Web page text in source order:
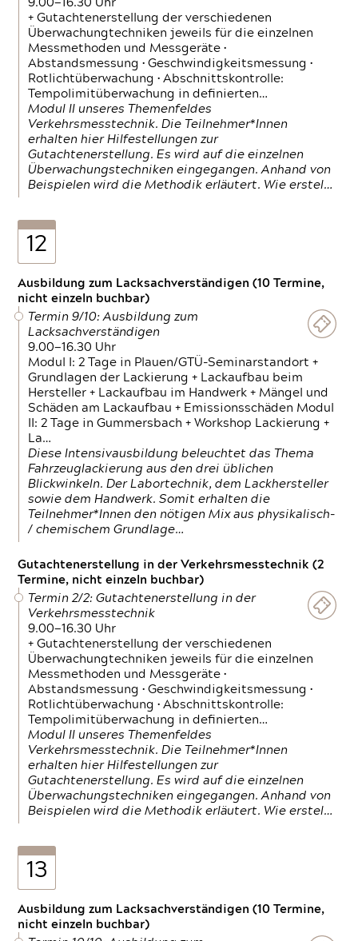
9.00—16.30 Uhr
+ Gutachtenerstellung der verschiedenen
Überwachungtechniken jeweils für die einzelnen
Messmethoden und Messgeräte •
Abstandsmessung • Geschwindigkeitsmessung •
Rotlichtüberwachung • Abschnittskontrolle:
Tempolimitüberwachung in definierten…
Modul II unseres Themenfeldes
Verkehrsmesstechnik. Die Teilnehmer*Innen
erhalten hier Hilfestellungen zur
Gutachtenerstellung. Es wird auf die einzelnen
Überwachungstechniken eingegangen. Anhand von
Beispielen wird die Methodik erläutert. Wie erstel…
12
Ausbildung zum Lacksachverständigen (10 Termine,
nicht einzeln buchbar)
Termin 9/10: Ausbildung zum
Lacksachverständigen
9.00—16.30 Uhr
Modul I: 2 Tage in Plauen/GTÜ-Seminarstandort +
Grundlagen der Lackierung + Lackaufbau beim
Hersteller + Lackaufbau im Handwerk + Mängel und
Schäden am Lackaufbau + Emissionsschäden Modul
II: 2 Tage in Gummersbach + Workshop Lackierung +
La…
Diese Intensivausbildung beleuchtet das Thema
Fahrzeuglackierung aus den drei üblichen
Blickwinkeln. Der Labortechnik, dem Lackhersteller
sowie dem Handwerk. Somit erhalten die
Teilnehmer*Innen den nötigen Mix aus physikalisch-
/ chemischem Grundlage…
Gutachtenerstellung in der Verkehrsmesstechnik (2
Termine, nicht einzeln buchbar)
Termin 2/2: Gutachtenerstellung in der
Verkehrsmesstechnik
9.00—16.30 Uhr
+ Gutachtenerstellung der verschiedenen
Überwachungtechniken jeweils für die einzelnen
Messmethoden und Messgeräte •
Abstandsmessung • Geschwindigkeitsmessung •
Rotlichtüberwachung • Abschnittskontrolle:
Tempolimitüberwachung in definierten…
Modul II unseres Themenfeldes
Verkehrsmesstechnik. Die Teilnehmer*Innen
erhalten hier Hilfestellungen zur
Gutachtenerstellung. Es wird auf die einzelnen
Überwachungstechniken eingegangen. Anhand von
Beispielen wird die Methodik erläutert. Wie erstel…
13
Ausbildung zum Lacksachverständigen (10 Termine,
nicht einzeln buchbar)